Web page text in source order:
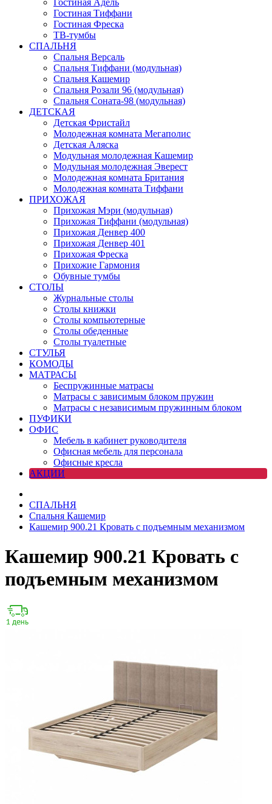
Гостиная Адель
Гостиная Тиффани
Гостиная Фреска
ТВ-тумбы
СПАЛЬНЯ
Спальня Версаль
Спальня Тиффани (модульная)
Спальня Кашемир
Спальня Розали 96 (модульная)
Спальня Соната-98 (модульная)
ДЕТСКАЯ
Детская Фристайл
Молодежная комната Мегаполис
Детская Аляска
Модульная молодежная Кашемир
Модульная молодежная Эверест
Молодежная комната Британия
Молодежная комната Тиффани
ПРИХОЖАЯ
Прихожая Мэри (модульная)
Прихожая Тиффани (модульная)
Прихожая Денвер 400
Прихожая Денвер 401
Прихожая Фреска
Прихожие Гармония
Обувные тумбы
СТОЛЫ
Журнальные столы
Столы книжки
Столы компьютерные
Столы обеденные
Столы туалетные
СТУЛЬЯ
КОМОДЫ
МАТРАСЫ
Беспружинные матрасы
Матрасы с зависимым блоком пружин
Матрасы с независимым пружинным блоком
ПУФИКИ
ОФИС
Мебель в кабинет руководителя
Офисная мебель для персонала
Офисные кресла
АКЦИИ
СПАЛЬНЯ
Спальня Кашемир
Кашемир 900.21 Кровать с подъемным механизмом
Кашемир 900.21 Кровать с
подъемным механизмом